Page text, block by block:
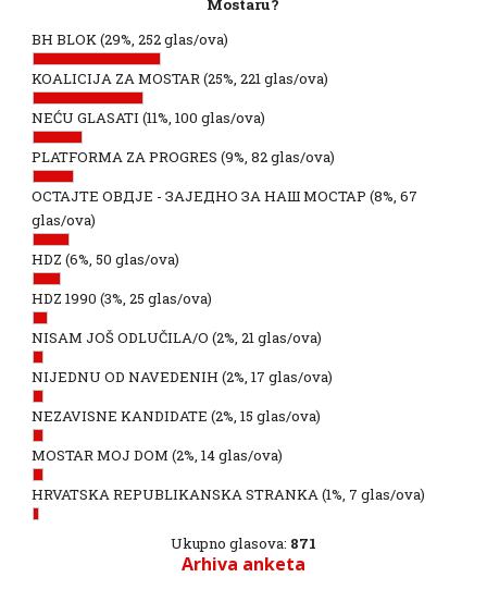
Mostaru?
BH BLOK(29%, 252 glas/ova)
KOALICIJA ZA MOSTAR(25%, 221 glas/ova)
NEĆU GLASATI (11%, 100 glas/ova)
PLATFORMA ZA PROGRES (9%, 82 glas/ova)
ОСТАЈТЕ ОВДЈЕ - ЗАЈЕДНО ЗА НАШ МОСТАР (8%, 67
glas/ova)
HDZ (6%, 50 glas/ova)
HDZ 1990 (3%, 25 glas/ova)
NISAM JOŠ ODLUČILA/O (2%, 21 glas/ova)
NIJEDNU OD NAVEDENIH (2%, 17 glas/ova)
NEZAVISNE KANDIDATE (2%, 15 glas/ova)
MOSTAR MOJ DOM (2%, 14 glas/ova)
HRVATSKA REPUBLIKANSKA STRANKA(1%, 7 glas/ova)
Ukupno glasova: 871
Arhiva anketa